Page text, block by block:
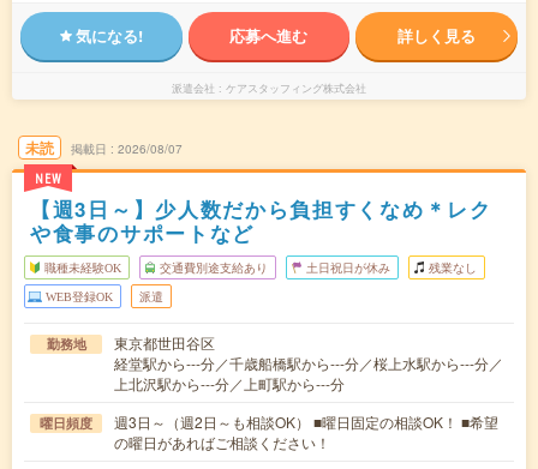
気になる! 応募へ進む 詳しく見る
派遣会社 ケアスタッフィング株式会社
未読
NEW
掲載日 2026/08/07
【週3日～】少人数だから負担すくなめ＊レク
や食事のサポートなど
職種未経験OK 交通費別途支給あり 土日祝日が休み 残業なし
WEB登録OK 派遣
勤務地
東京都世田谷区
経堂駅から---分／千歳船橋駅から---分／桜上水駅から---分／
上北沢駅から---分／上町駅から---分
曜日頻度
週3日～（週2日～も相談OK） ■曜日固定の相談OK！ ■希望
の曜日があればご相談ください！